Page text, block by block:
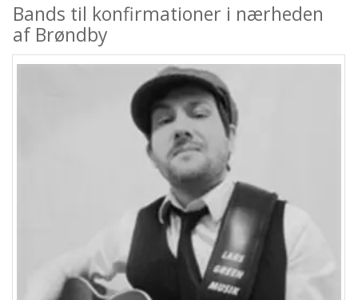
Bands til konfirmationer i nærheden
af Brøndby